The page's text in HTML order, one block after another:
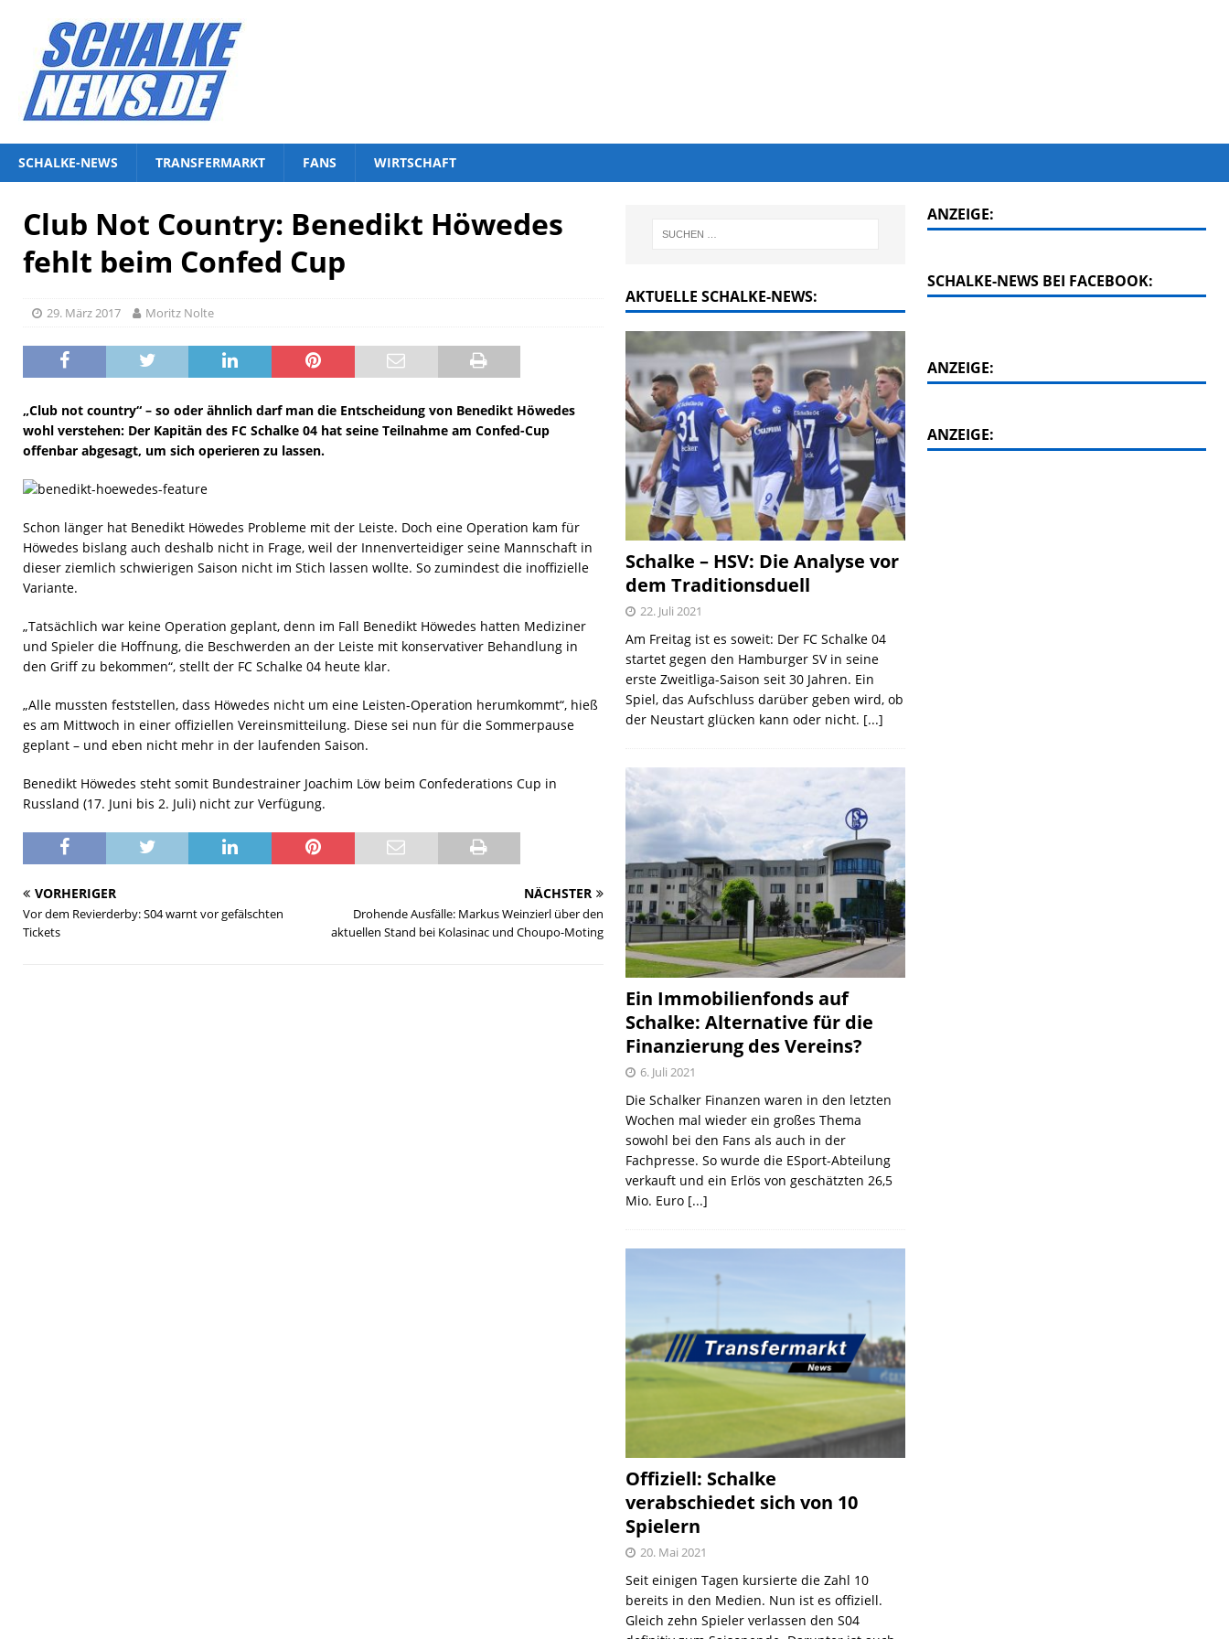
SCHALKE-NEWS TRANSFERMARKT FANS WIRTSCHAFT
Club Not Country: Benedikt Höwedes
fehlt beim Confed Cup
29. März 2017 Moritz Nolte
„Club not country“ – so oder ähnlich darf man die Entscheidung von Benedikt Höwedes
wohl verstehen: Der Kapitän des FC Schalke 04 hat seine Teilnahme am Confed-Cup
offenbar abgesagt, um sich operieren zu lassen.
Schon länger hat Benedikt Höwedes Probleme mit der Leiste. Doch eine Operation kam für
Höwedes bislang auch deshalb nicht in Frage, weil der Innenverteidiger seine Mannschaft in
dieser ziemlich schwierigen Saison nicht im Stich lassen wollte. So zumindest die inoffizielle
Variante.
„Tatsächlich war keine Operation geplant, denn im Fall Benedikt Höwedes hatten Mediziner
und Spieler die Hoffnung, die Beschwerden an der Leiste mit konservativer Behandlung in
den Griff zu bekommen“, stellt der FC Schalke 04 heute klar.
„Alle mussten feststellen, dass Höwedes nicht um eine Leisten-Operation herumkommt“, hieß
es am Mittwoch in einer offiziellen Vereinsmitteilung. Diese sei nun für die Sommerpause
geplant – und eben nicht mehr in der laufenden Saison.
Benedikt Höwedes steht somit Bundestrainer Joachim Löw beim Confederations Cup in
Russland (17. Juni bis 2. Juli) nicht zur Verfügung.
VORHERIGER
Vor dem Revierderby: S04 warnt vor gefälschten
Tickets
NÄCHSTER
Drohende Ausfälle: Markus Weinzierl über den
aktuellen Stand bei Kolasinac und Choupo-Moting
AKTUELLE SCHALKE-NEWS:
Schalke – HSV: Die Analyse vor
dem Traditionsduell
22. Juli 2021
Am Freitag ist es soweit: Der FC Schalke 04
startet gegen den Hamburger SV in seine
erste Zweitliga-Saison seit 30 Jahren. Ein
Spiel, das Aufschluss darüber geben wird, ob
der Neustart glücken kann oder nicht. [...]
Ein Immobilienfonds auf
Schalke: Alternative für die
Finanzierung des Vereins?
6. Juli 2021
Die Schalker Finanzen waren in den letzten
Wochen mal wieder ein großes Thema
sowohl bei den Fans als auch in der
Fachpresse. So wurde die ESport-Abteilung
verkauft und ein Erlös von geschätzten 26,5
Mio. Euro [...]
Offiziell: Schalke
verabschiedet sich von 10
Spielern
20. Mai 2021
Seit einigen Tagen kursierte die Zahl 10
bereits in den Medien. Nun ist es offiziell.
Gleich zehn Spieler verlassen den S04
ANZEIGE:
SCHALKE-NEWS BEI FACEBOOK:
ANZEIGE:
ANZEIGE: